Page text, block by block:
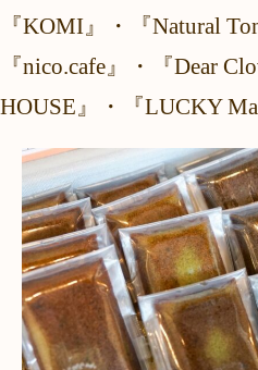
『KOMI』・『Natural
『nico.cafe』・『Dear
HOUSE』・『LUCKY